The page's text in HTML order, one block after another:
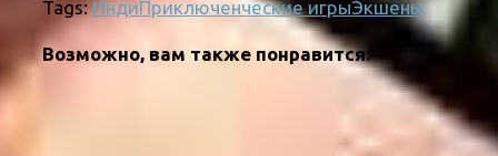
Tags: ИндиПриключенческие игрыЭкшены
Возможно, вам также понравится: